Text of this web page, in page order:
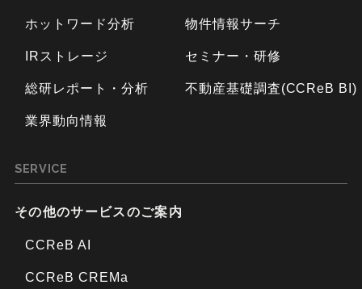
ホットワード分析
IRストレージ
総研レポート・分析
業界動向情報
物件情報サーチ
セミナー・研修
不動産基礎調査(CCReB BI)
SERVICE
その他のサービスのご案内
CCReB AI
CCReB CREMa